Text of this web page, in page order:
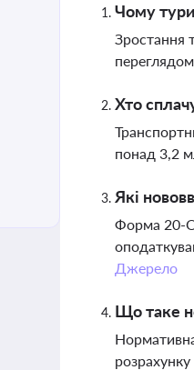
Чому
Зростання
Хто
понад 3,2
Які
Форма 20-
Джерело
Що таке